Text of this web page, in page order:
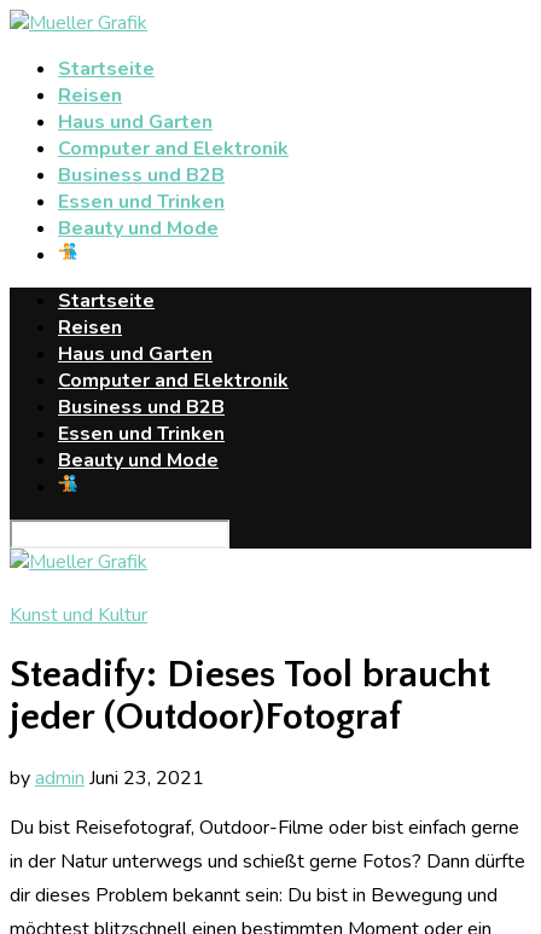
Startseite
Reisen
Haus und Garten
Computer and Elektronik
Business und B2B
Essen und Trinken
Beauty und Mode
Startseite
Reisen
Haus und Garten
Computer and Elektronik
Business und B2B
Essen und Trinken
Beauty und Mode
Kunst und Kultur
Steadify: Dieses Tool braucht
jeder (Outdoor)Fotograf
byadmin Juni 23, 2021
Du bist Reisefotograf, Outdoor-Filme oder bist einfach gerne
in der Natur unterwegs und schießt gerne Fotos? Dann dürfte
dir dieses Problem bekannt sein: Du bist in Bewegung und